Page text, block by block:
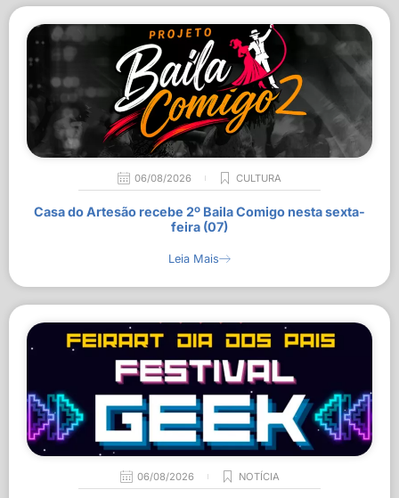
06/08/2026 CULTURA
Casa do Artesão recebe 2º Baila Comigo nesta sexta-
feira (07)
Leia Mais
06/08/2026 NOTÍCIA